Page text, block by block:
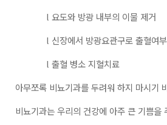
l 요도와 방광 내부의 이물 제거
l 신장에서 방광요관구로 출혈여
l 출혈 병소 지혈치료
아무쪼록 비뇨기과를 두려워 하지 마시기
비뇨기과는 우리의 건강에 아주 큰 기쁨을